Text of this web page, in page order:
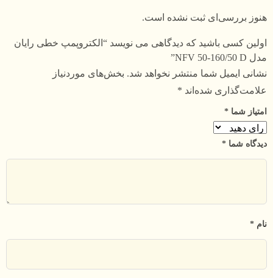
هنوز بررسی‌ای ثبت نشده است.
اولین کسی باشید که دیدگاهی می نویسد “الکتروپمپ خطی رایان
مدل NFV 50-160/50 D”
نشانی ایمیل شما منتشر نخواهد شد. بخش‌های موردنیاز
علامت‌گذاری شده‌اند *
امتیاز شما *
دیدگاه شما *
نام *